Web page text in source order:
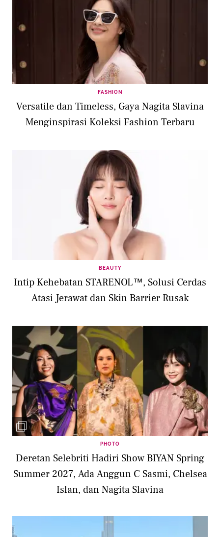
FASHION
Versatile dan Timeless, Gaya Nagita Slavina
Menginspirasi Koleksi Fashion Terbaru
BEAUTY
Intip Kehebatan STARENOL™, Solusi Cerdas
Atasi Jerawat dan Skin Barrier Rusak
PHOTO
Deretan Selebriti Hadiri Show BIYAN Spring
Summer 2027, Ada Anggun C Sasmi, Chelsea
Islan, dan Nagita Slavina